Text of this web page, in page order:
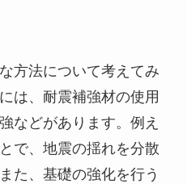
方法について考えてみ
は、耐震補強材の使用
などがあります。例え
で、地震の揺れを分散
た、基礎の強化を行う